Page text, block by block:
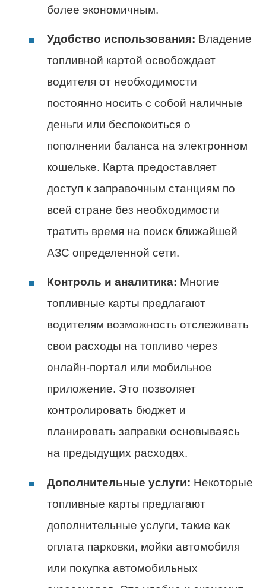
более экономичным.
Удобство использования: Владение
топливной картой освобождает
водителя от необходимости
постоянно носить с собой наличные
деньги или беспокоиться о
пополнении баланса на электронном
кошельке. Карта предоставляет
доступ к заправочным станциям по
всей стране без необходимости
тратить время на поиск ближайшей
АЗС определенной сети.
Контроль и аналитика: Многие
топливные карты предлагают
водителям возможность отслеживать
свои расходы на топливо через
онлайн-портал или мобильное
приложение. Это позволяет
контролировать бюджет и
планировать заправки основываясь
на предыдущих расходах.
Дополнительные услуги: Некоторые
топливные карты предлагают
дополнительные услуги, такие как
оплата парковки, мойки автомобиля
или покупка автомобильных